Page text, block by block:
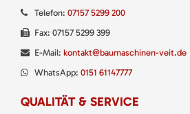
Telefon: 07157 5299 200
Fax: 07157 5299 399
E-Mail: kontakt@baumaschinen-veit.de
WhatsApp: 0151 61147777
QUALITÄT & SERVICE